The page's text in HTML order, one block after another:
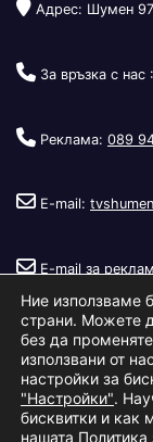
Адрес: Шумен
За връзка с нас :
Реклама: 089
E-mail:
E-mail за
Copyright © 2026
Ние използваме
страни. Можете
без да
използвани от
настройки за
"Настройки".
бисквитки и как
нашата Политика